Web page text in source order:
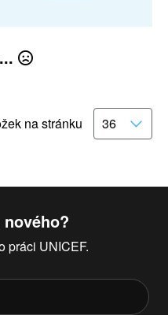
na stránku
práci UNICEF.